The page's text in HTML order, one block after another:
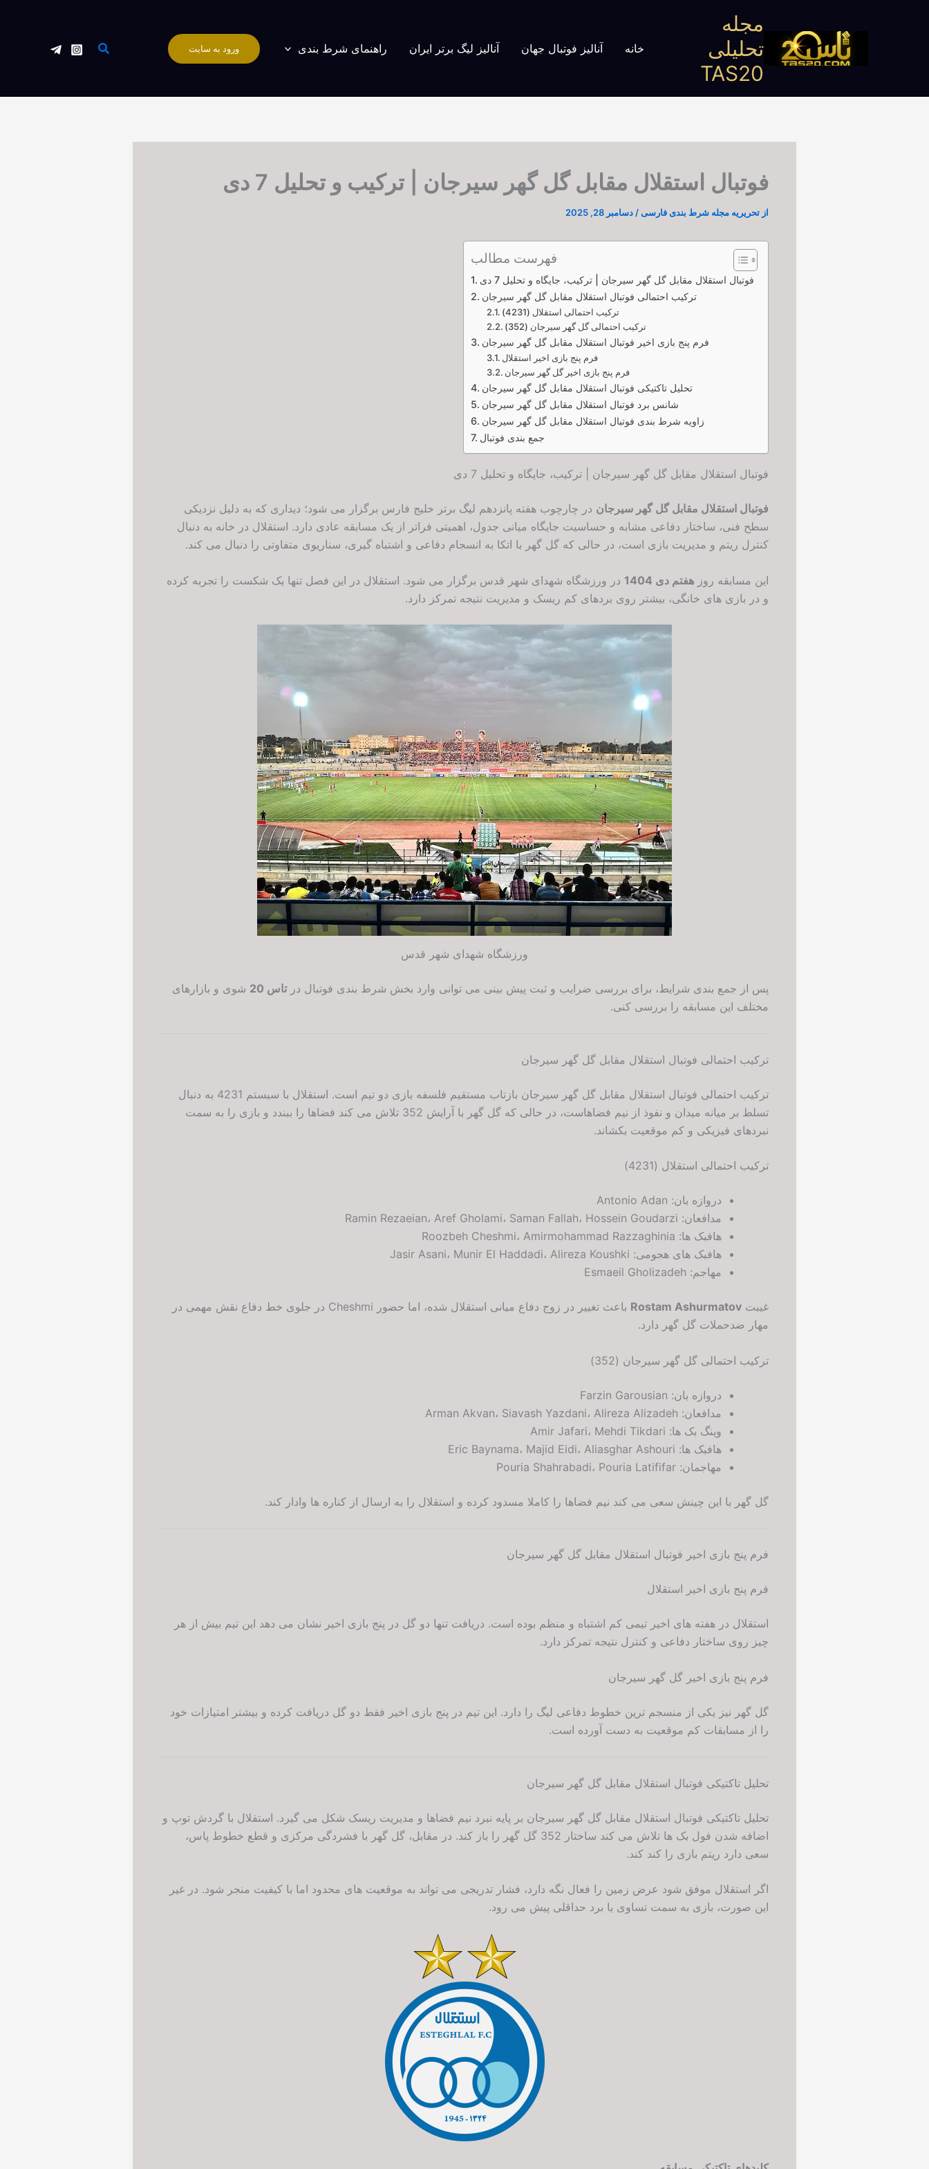
مجله
تحلیلی
TAS20
خانه آنالیز فوتبال جهان آنالیز لیگ برتر ایران راهنمای شرط بندی ورود به سایت جستجو
فوتبال استقلال مقابل گل گهر سیرجان | ترکیب و تحلیل 7 دی
از تحریریه مجله شرط بندی فارسی/ دسامبر 28, 2025
فهرست مطالب
فوتبال استقلال مقابل گل گهر سیرجان | ترکیب، جایگاه و تحلیل 7 دی
ترکیب احتمالی فوتبال استقلال مقابل گل گهر سیرجان
ترکیب احتمالی استقلال (4231)
ترکیب احتمالی گل گهر سیرجان (352)
فرم پنج بازی اخیر فوتبال استقلال مقابل گل گهر سیرجان
فرم پنج بازی اخیر استقلال
فرم پنج بازی اخیر گل گهر سیرجان
تحلیل تاکتیکی فوتبال استقلال مقابل گل گهر سیرجان
شانس برد فوتبال استقلال مقابل گل گهر سیرجان
زاویه شرط بندی فوتبال استقلال مقابل گل گهر سیرجان
جمع بندی فوتبال
فوتبال استقلال مقابل گل گهر سیرجان | ترکیب، جایگاه و تحلیل 7 دی
فوتبال استقلال مقابل گل گهر سیرجان در چارچوب هفته پانزدهم لیگ برتر خلیج فارس برگزار می شود؛ دیداری که به دلیل نزدیکی
سطح فنی، ساختار دفاعی مشابه و حساسیت جایگاه میانی جدول، اهمیتی فراتر از یک مسابقه عادی دارد. استقلال در خانه به دنبال
کنترل ریتم و مدیریت بازی است، در حالی که گل گهر با اتکا به انسجام دفاعی و اشتباه گیری، سناریوی متفاوتی را دنبال می کند.
این مسابقه روز هفتم دی 1404 در ورزشگاه شهدای شهر قدس برگزار می شود. استقلال در این فصل تنها یک شکست را تجربه کرده
و در بازی های خانگی، بیشتر روی بردهای کم ریسک و مدیریت نتیجه تمرکز دارد.
ورزشگاه شهدای شهر قدس
پس از جمع بندی شرایط، برای بررسی ضرایب و ثبت پیش بینی می توانی وارد بخش شرط بندی فوتبال درتاس 20
شوی و بازارهای
مختلف این مسابقه را بررسی کنی.
ترکیب احتمالی فوتبال استقلال مقابل گل گهر سیرجان
ترکیب احتمالی فوتبال استقلال مقابل گل گهر سیرجان بازتاب مستقیم فلسفه بازی دو تیم است. استقلال با سیستم 4231 به دنبال
تسلط بر میانه میدان و نفوذ از نیم فضاهاست، در حالی که گل گهر با آرایش 352 تلاش می کند فضاها را ببندد و بازی را به سمت
نبردهای فیزیکی و کم موقعیت بکشاند.
ترکیب احتمالی استقلال (4231)
دروازه بان: Antonio Adan
مدافعان: Ramin Rezaeian، Aref Gholami، Saman Fallah، Hossein Goudarzi
هافبک ها: Roozbeh Cheshmi، Amirmohammad Razzaghinia
هافبک های هجومی: Jasir Asani، Munir El Haddadi، Alireza Koushki
مهاجم: Esmaeil Gholizadeh
غیبت Rostam Ashurmatov
باعث تغییر در زوج دفاع میانی استقلال شده، اما حضور Cheshmi در جلوی خط دفاع نقش مهمی در
مهار ضدحملات گل گهر دارد.
ترکیب احتمالی گل گهر سیرجان (352)
دروازه بان: Farzin Garousian
مدافعان: Arman Akvan، Siavash Yazdani، Alireza Alizadeh
وینگ بک ها: Amir Jafari، Mehdi Tikdari
هافبک ها: Eric Baynama، Majid Eidi، Aliasghar Ashouri
مهاجمان: Pouria Shahrabadi، Pouria Latififar
گل گهر با این چینش سعی می کند نیم فضاها را کاملا مسدود کرده و استقلال را به ارسال از کناره ها وادار کند.
فرم پنج بازی اخیر فوتبال استقلال مقابل گل گهر سیرجان
فرم پنج بازی اخیر استقلال
استقلال در هفته های اخیر تیمی کم اشتباه و منظم بوده است. دریافت تنها دو گل در پنج بازی اخیر نشان می دهد این تیم بیش از هر
چیز روی ساختار دفاعی و کنترل نتیجه تمرکز دارد.
فرم پنج بازی اخیر گل گهر سیرجان
گل گهر نیز یکی از منسجم ترین خطوط دفاعی لیگ را دارد. این تیم در پنج بازی اخیر فقط دو گل دریافت کرده و بیشتر امتیازات خود
را از مسابقات کم موقعیت به دست آورده است.
تحلیل تاکتیکی فوتبال استقلال مقابل گل گهر سیرجان
تحلیل تاکتیکی فوتبال استقلال مقابل گل گهر سیرجان بر پایه نبرد نیم فضاها و مدیریت ریسک شکل می گیرد. استقلال با گردش توپ و
اضافه شدن فول بک ها تلاش می کند ساختار 352 گل گهر را باز کند. در مقابل، گل گهر با فشردگی مرکزی و قطع خطوط پاس،
سعی دارد ریتم بازی را کند کند.
اگر استقلال موفق شود عرض زمین را فعال نگه دارد، فشار تدریجی می تواند به موقعیت های محدود اما با کیفیت منجر شود. در غیر
این صورت، بازی به سمت تساوی یا برد حداقلی پیش می رود.